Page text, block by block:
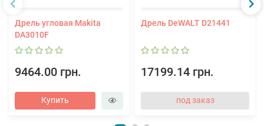
Дрель угловая Makita
DA3010F
9464.00 грн.
Купить
Дрель DeWALT D21441
17199.14 грн.
под заказ